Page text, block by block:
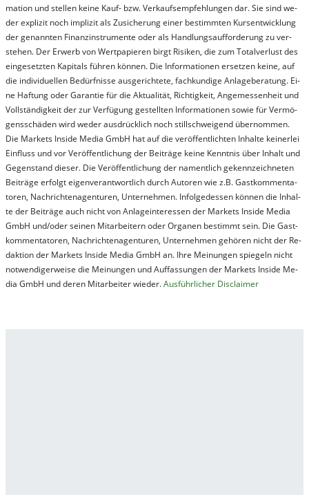
ma­t­ion und stel­len kei­ne Kauf- bzw. Ver­kaufs­em­pfeh­lung­en dar. Sie sind we­
der ex­pli­zit noch im­pli­zit als Zu­sich­er­ung ei­ner be­stim­mt­en Kurs­ent­wick­lung
der ge­nan­nt­en Fi­nanz­in­stru­men­te oder als Handl­ungs­auf­for­der­ung zu ver­
steh­en. Der Er­werb von Wert­pa­pier­en birgt Ri­si­ken, die zum To­tal­ver­lust des
ein­ge­setz­ten Ka­pi­tals füh­ren kön­nen. Die In­for­ma­tion­en er­setz­en kei­ne, auf
die in­di­vi­du­el­len Be­dür­fnis­se aus­ge­rich­te­te, fach­kun­di­ge An­la­ge­be­ra­tung. Ei­
ne Haf­tung oder Ga­ran­tie für die Ak­tu­ali­tät, Rich­tig­keit, An­ge­mes­sen­heit und
Vol­lständ­ig­keit der zur Ver­fü­gung ge­stel­lt­en In­for­ma­tion­en so­wie für Ver­mö­
gens­schä­den wird we­der aus­drück­lich noch stil­lschwei­gend über­nom­men.
Die Mar­kets In­side Me­dia GmbH hat auf die ver­öf­fent­lich­ten In­hal­te kei­ner­lei
Ein­fluss und vor Ver­öf­fent­lich­ung der Bei­trä­ge kei­ne Ken­nt­nis über In­halt und
Ge­gen­stand die­ser. Die Ver­öf­fent­lich­ung der na­ment­lich ge­kenn­zeich­net­en
Bei­trä­ge er­folgt ei­gen­ver­ant­wort­lich durch Au­tor­en wie z.B. Gast­kom­men­ta­
tor­en, Nach­richt­en­ag­en­tur­en, Un­ter­neh­men. In­fol­ge­des­sen kön­nen die In­hal­
te der Bei­trä­ge auch nicht von An­la­ge­in­te­res­sen der Mar­kets In­side Me­dia
GmbH und/oder sei­nen Mit­ar­bei­tern oder Or­ga­nen be­stim­mt sein. Die Gast­
kom­men­ta­tor­en, Nach­rich­ten­ag­en­tur­en, Un­ter­neh­men ge­hör­en nicht der Re­
dak­tion der Mar­kets In­side Me­dia GmbH an. Ihre Mei­nung­en spie­geln nicht
not­wen­di­ger­wei­se die Mei­nung­en und Auf­fas­sung­en der Mar­kets In­side Me­
dia GmbH und de­ren Mit­ar­bei­ter wie­der.Aus­führ­lich­er Dis­clai­mer